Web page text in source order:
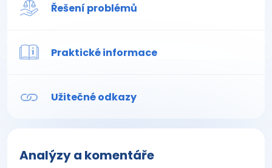
Řešení problémů
Praktické informace
Užitečné odkazy
Analýzy a komentáře